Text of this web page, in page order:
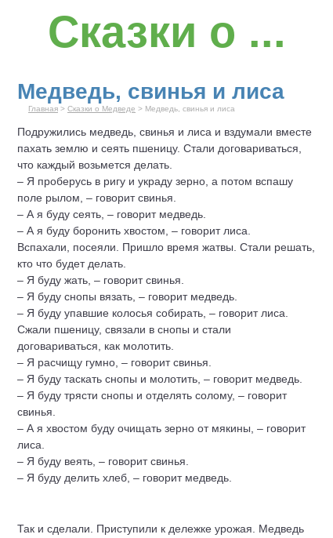
Сказки о ...
Медведь, свинья и лиса
Главная > Сказки о Медведе > Медведь, свинья и лиса
Подружились медведь, свинья и лиса и вздумали вместе
пахать землю и сеять пшеницу. Стали договариваться,
что каждый возьмется делать.
– Я проберусь в ригу и украду зерно, а потом вспашу
поле рылом, – говорит свинья.
– А я буду сеять, – говорит медведь.
– А я буду боронить хвостом, – говорит лиса.
Вспахали, посеяли. Пришло время жатвы. Стали решать,
кто что будет делать.
– Я буду жать, – говорит свинья.
– Я буду снопы вязать, – говорит медведь.
– Я буду упавшие колосья собирать, – говорит лиса.
Сжали пшеницу, связали в снопы и стали
договариваться, как молотить.
– Я расчищу гумно, – говорит свинья.
– Я буду таскать снопы и молотить, – говорит медведь.
– Я буду трясти снопы и отделять солому, – говорит
свинья.
– А я хвостом буду очищать зерно от мякины, – говорит
лиса.
– Я буду веять, – говорит свинья.
– Я буду делить хлеб, – говорит медведь.
Так и сделали. Приступили к дележке урожая. Медведь